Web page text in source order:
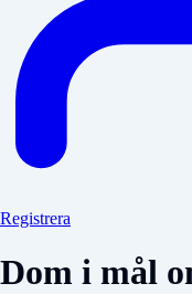
Registrera
Dom i mål